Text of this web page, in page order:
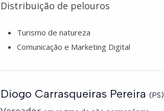
Distribuição de pelouros
Turismo de natureza
Comunicação e Marketing Digital
Diogo Carrasqueiras Pereira (PS)